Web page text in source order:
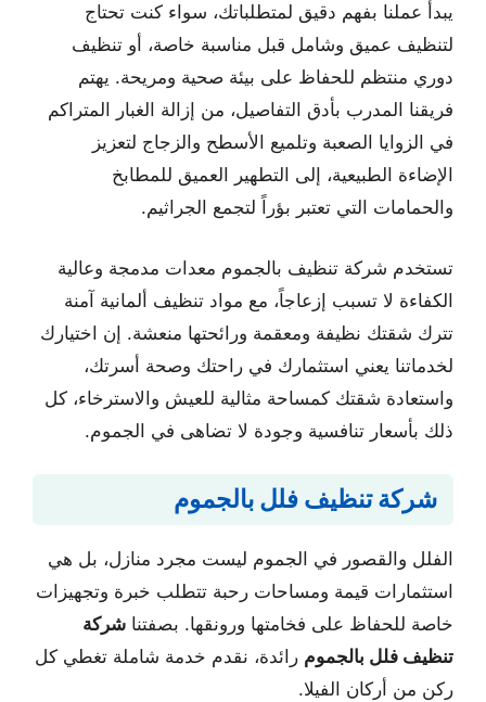
يبدأ عملنا بفهم دقيق لمتطلباتك، سواء كنت تحتاج
لتنظيف عميق وشامل قبل مناسبة خاصة، أو تنظيف
دوري منتظم للحفاظ على بيئة صحية ومريحة. يهتم
فريقنا المدرب بأدق التفاصيل، من إزالة الغبار المتراكم
في الزوايا الصعبة وتلميع الأسطح والزجاج لتعزيز
الإضاءة الطبيعية، إلى التطهير العميق للمطابخ
والحمامات التي تعتبر بؤراً لتجمع الجراثيم.
تستخدم شركة تنظيف بالجموم معدات مدمجة وعالية
الكفاءة لا تسبب إزعاجاً، مع مواد تنظيف ألمانية آمنة
تترك شقتك نظيفة ومعقمة ورائحتها منعشة. إن اختيارك
لخدماتنا يعني استثمارك في راحتك وصحة أسرتك،
واستعادة شقتك كمساحة مثالية للعيش والاسترخاء، كل
ذلك بأسعار تنافسية وجودة لا تضاهى في الجموم.
شركة تنظيف فلل بالجموم
الفلل والقصور في الجموم ليست مجرد منازل، بل هي
استثمارات قيمة ومساحات رحبة تتطلب خبرة وتجهيزات
خاصة للحفاظ على فخامتها ورونقها. بصفتنا شركة
تنظيف فلل بالجموم رائدة، نقدم خدمة شاملة تغطي كل
ركن من أركان الفيلا.